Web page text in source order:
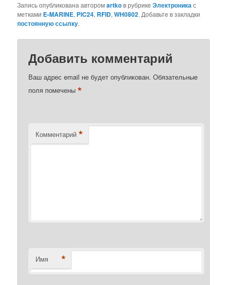
Запись опубликована авторомartkoв рубрикеЭлектроникас
метками E-MARINE, PIC24, RFID,WH0802. Добавьте в закладки
постоянную ссылку.
Добавить комментарий
Ваш адрес email не будет опубликован. Обязательные
поля помечены*
Комментарий *
Имя *